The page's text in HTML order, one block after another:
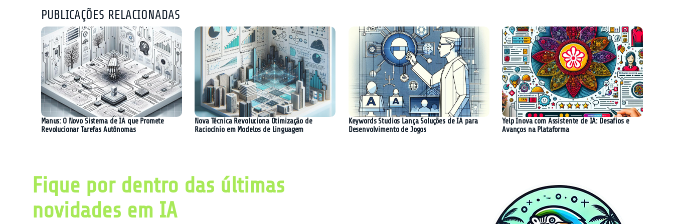
PUBLICAÇÕES RELACIONADAS
Manus: O Novo Sistema de IA que Promete
Revolucionar Tarefas Autônomas
Nova Técnica Revoluciona Otimização de
Raciocínio em Modelos de Linguagem
Keywords Studios Lança Soluções de IA para
Desenvolvimento de Jogos
Yelp Inova com Assistente de IA: Desafios e
Avanços na Plataforma
Fique por dentro das últimas
novidades em IA